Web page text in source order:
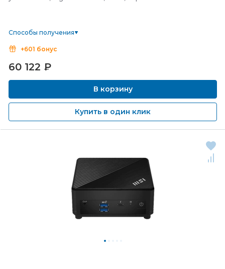
Способы получения
+601 бонус
60 122 ₽
В корзину
Купить в один клик